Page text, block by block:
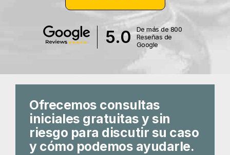
5.0
De más de 800
Reseñas de
Google
Ofrecemos consultas
iniciales gratuitas y sin
riesgo para discutir su caso
y cómo podemos ayudarle.